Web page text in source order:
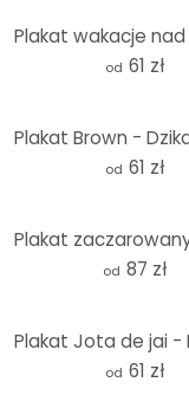
od 61 zł
od 61 zł
od 87 zł
od 61 zł